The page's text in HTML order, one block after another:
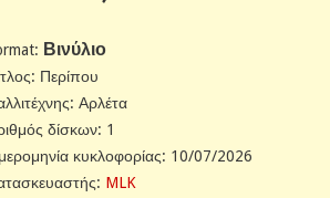
Βινύλιο
Περίπου
Αρλέτα
δίσκων: 1
κυκλοφορίας: 10/07/2026
MLK